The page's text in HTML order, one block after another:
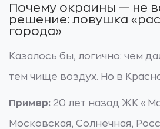
Почему окраины — не
решение: ловушка
города»
Казалось бы, логично: чем
тем чище воздух. Но в
Пример: 20 лет назад ЖК
Московская, Солнечная,